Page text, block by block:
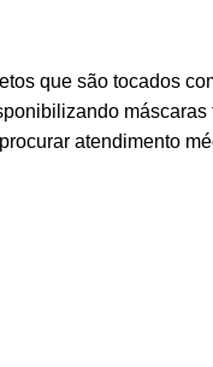
que são tocados
atendimento